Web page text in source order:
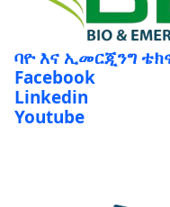
ባዮ እና ኢመርጂንግ
Facebook
Linkedin
Youtube